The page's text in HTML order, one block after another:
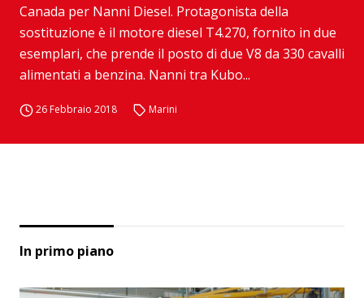
Canada per Nanni Diesel. Protagonista della
sostituzione è il motore diesel T4.270, fornito in due
esemplari, che prende il posto di due V8 da 330 cavalli
alimentati a benzina. Nanni tra Kubo...
26 Febbraio 2018 Marini
In primo piano